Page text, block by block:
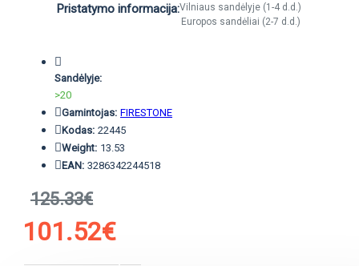
Pristatymo informacija:Vilniaus sandėlyje (1-4 d.d.)
Europos sandėliai (2-7 d.d.)
Sandėlyje:
>20
Gamintojas: FIRESTONE
Kodas: 22445
Weight: 13.53
EAN: 3286342244518
125.33€
101.52€